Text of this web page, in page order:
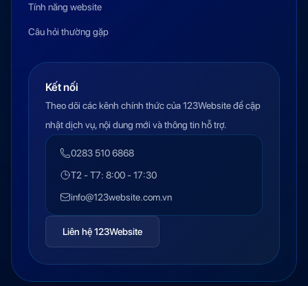
Tính năng website
Câu hỏi thường gặp
Kết nối
Theo dõi các kênh chính thức của 123Website để cập
nhật dịch vụ, nội dung mới và thông tin hỗ trợ.
0283 510 6868
T2 - T7: 8:00 - 17:30
info@123website.com.vn
Liên hệ 123Website